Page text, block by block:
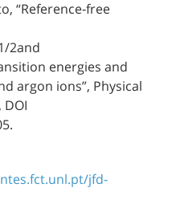
“Reference‐free
2and
energies and
argon ions”, Physical
DOI
jfd-